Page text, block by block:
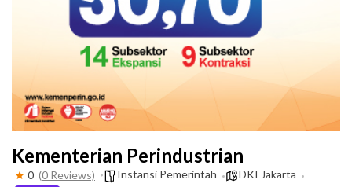
Kementerian Perindustrian
0 (0 Reviews) Instansi Pemerintah DKI Jakarta